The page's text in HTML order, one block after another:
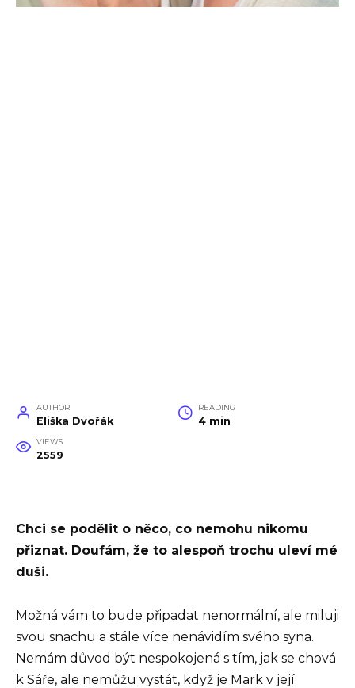
AUTHOR
Eliška Dvořák
READING
4 min
VIEWS
2559
Chci se podělit o něco, co nemohu nikomu
přiznat. Doufám, že to alespoň trochu uleví mé
duši.
Možná vám to bude připadat nenormální, ale miluji
svou snachu a stále více nenávidím svého syna.
Nemám důvod být nespokojená s tím, jak se chová
k Sáře, ale nemůžu vystát, když je Mark v její